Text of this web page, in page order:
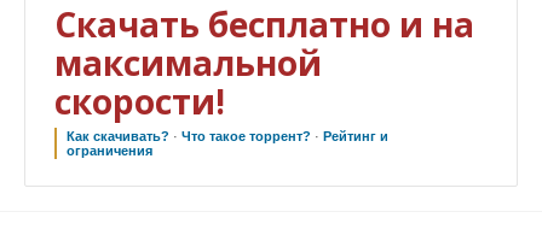
Скачать бесплатно и на
максимальной
скорости!
Как скачивать? ·Что такое торрент? · Рейтинг и
ограничения